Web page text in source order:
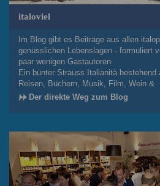
italoviel
Im Blog gibt es Beiträge aus allen
genüsslichen Lebenslagen - formuliert
paar wenigen Gastautoren.
Ein bunter Strauss Italianità bestehend
Reisen, Büchern, Musik, Film, Wein &
Der direkte Weg zum Blog